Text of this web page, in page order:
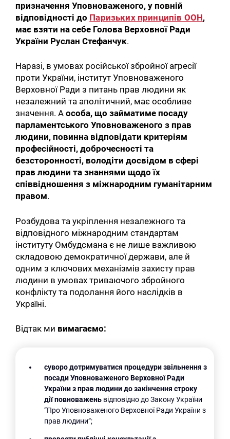
призначення Уповноваженого, у повній
відповідності до Паризьких принципів ООН,
має взяти на себе Голова Верховної Ради
України Руслан Стефанчук.
Наразі, в умовах російської збройної агресії
проти України, інститут Уповноваженого
Верховної Ради з питань прав людини як
незалежний та аполітичний, має особливе
значення. Аособа, що займатиме посаду
парламентського Уповноваженого з прав
людини, повинна відповідати критеріям
професійності, доброчесності та
безсторонності, володіти досвідом в сфері
прав людини та знаннями щодо їх
співвідношення з міжнародним гуманітарним
правом.
Розбудова та укріплення незалежного та
відповідного міжнародним стандартам
інституту Омбудсмана є не лише важливою
складовою демократичної держави, але й
одним з ключових механізмів захисту прав
людини в умовах триваючого збройного
конфлікту та подолання його наслідків в
Україні.
Відтак ми вимагаємо:
суворо дотримуватися процедури звільнення з
посади Уповноваженого Верховної Ради
України з прав людини до закінчення строку
дії повноважень відповідно до Закону України
“Про Уповноваженого Верховної Ради України з
прав людини”;